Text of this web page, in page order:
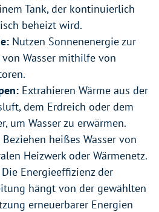
Tank, der kontinuierlich
beheizt wird.
Nutzen Sonnenenergie zur
Wasser mithilfe von
Extrahieren Wärme aus der
dem Erdreich oder dem
um Wasser zu erwärmen.
Beziehen heißes Wasser von
Heizwerk oder Wärmenetz.
Die Energieeffizienz der
hängt von der gewählten
erneuerbarer Energien